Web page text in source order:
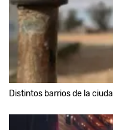
Distintos barrios de la